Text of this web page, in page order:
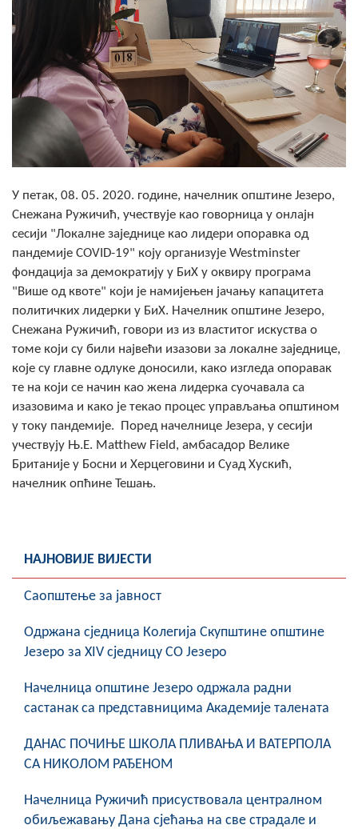
СКУПШТИНА
Статут Општине
Скупштинско вијеће општине језеро
Састав Скупштине
Службени Гласници
ОПШТИНСКА УПРАВА
ИНФО
Вијести
Активности
Јавни позиви
Обавјештења
Заштита од пожара
COVID 19
Геоистраживања
Туризам
Спорт
ЦИВИЛНА ЗАШТИТА
КОНТАКТ
У петак, 08. 05. 2020. године, начелник општине Језеро,
Снежана Ружичић, учествује као говорница у онлајн
сесији "Локалне заједнице као лидери опоравка од
пандемије COVID-19" коју организује Westminster
фондација за демократију у БиХ у оквиру програма
"Више од квоте" који је намијењен јачању капацитета
политичких лидерки у БиХ. Начелник општине Језеро,
Снежана Ружичић, говори из из властитог искуства о
томе који су били највећи изазови за локалне заједнице,
које су главне одлуке доносили, како изгледа опоравак
те на који се начин као жена лидерка суочавала са
изазовима и како је текао процес управљања општином
у току пандемије. Поред начелнице Језера, у сесији
учествују Њ.Е. Matthew Field, амбасадор Велике
Британије у Босни и Херцеговини и Суад Хускић,
начелник опћине Тешањ.
НАЈНОВИЈЕ ВИЈЕСТИ
Саопштење за јавност
Oдржана сједница Колегија Скупштине општине
Језеро за XIV сједницу СО Језеро
Начелница општине Језеро одржала радни
састанак са представницима Академије талената
ДАНАС ПОЧИЊЕ ШКОЛА ПЛИВАЊА И ВАТЕРПОЛА
СА НИКОЛОМ РАЂЕНОМ
Начелница Ружичић присуствовала централном
обиљежавању Дана сјећања на све страдале и